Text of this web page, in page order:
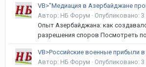
Автор: НБ Форум · Опубликовано: 3
Опыт Азербайджана: как
разрешения споров Посмотреть
Автор: НБ Форум · Опубликовано: 3